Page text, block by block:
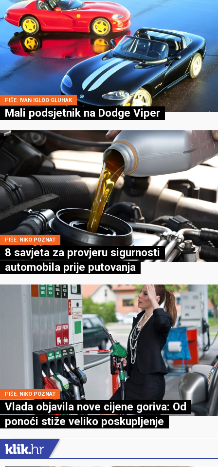
PIŠE: IVAN IGLOO GLUHAK
Mali podsjetnik na Dodge Viper
PIŠE: NIKO POZNAT
8 savjeta za provjeru sigurnosti
automobila prije putovanja
PIŠE: NIKO POZNAT
Vlada objavila nove cijene goriva: Od
ponoći stiže veliko poskupljenje